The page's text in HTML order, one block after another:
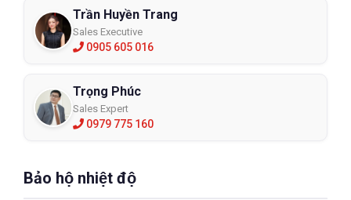
Trần Huyền Trang
Sales Executive
0905 605 016
Trọng Phúc
Sales Expert
0979 775 160
Bảo hộ nhiệt độ